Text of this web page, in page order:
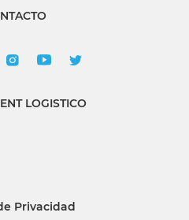
LOGISTICO
Privacidad